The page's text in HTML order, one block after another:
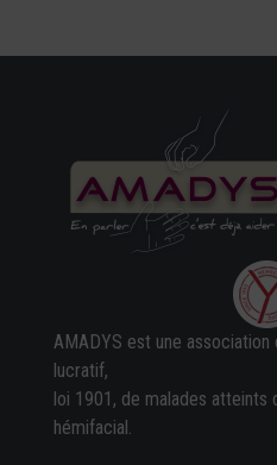
AMADYS est une
lucratif,
loi 1901, de malades atteints
hémifacial.